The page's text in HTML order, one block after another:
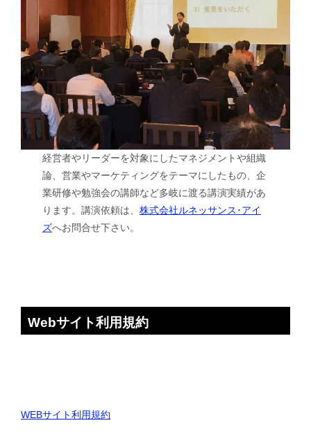
経営者やリーダーを対象にしたマネジメントや組織
論、営業やマーケティングをテーマにしたもの、企
業研修や勉強会の講師など多岐に渡る講演実績があ
ります。講演依頼は、株式会社ルネッサンス･アイ
ズへお問合せ下さい。
Webサイト利用規約
WEBサイト利用規約